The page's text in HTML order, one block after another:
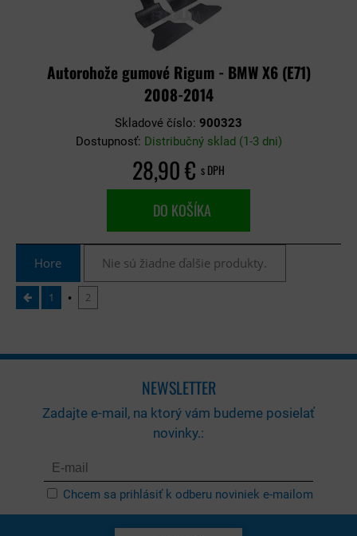
Autorohože gumové Rigum - BMW X6 (E71)
2008-2014
Skladové číslo: 900323
Dostupnosť: Distribučný sklad (1-3 dni)
28,90 € s DPH
DO KOŠÍKA
Hore Nie sú žiadne ďalšie produkty.
1 2
NEWSLETTER
Zadajte e-mail, na ktorý vám budeme posielať
novinky.:
Chcem sa prihlásiť k odberu noviniek e-mailom